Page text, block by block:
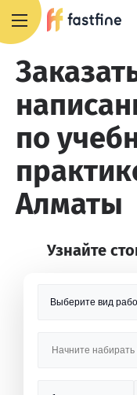
по
Алматы
Узнайте